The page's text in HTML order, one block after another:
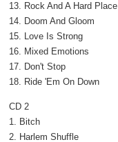
13. Rock And A Hard Place
14. Doom And Gloom
15. Love Is Strong
16. Mixed Emotions
17. Don't Stop
18. Ride 'Em On Down
CD 2
1. Bitch
2. Harlem Shuffle